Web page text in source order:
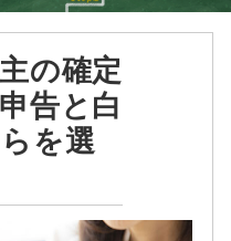
開業から事業拡大まで
の確定
告と白
を選